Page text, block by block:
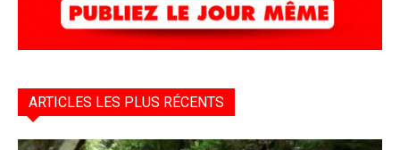
ARTICLES LES PLUS RÉCENTS